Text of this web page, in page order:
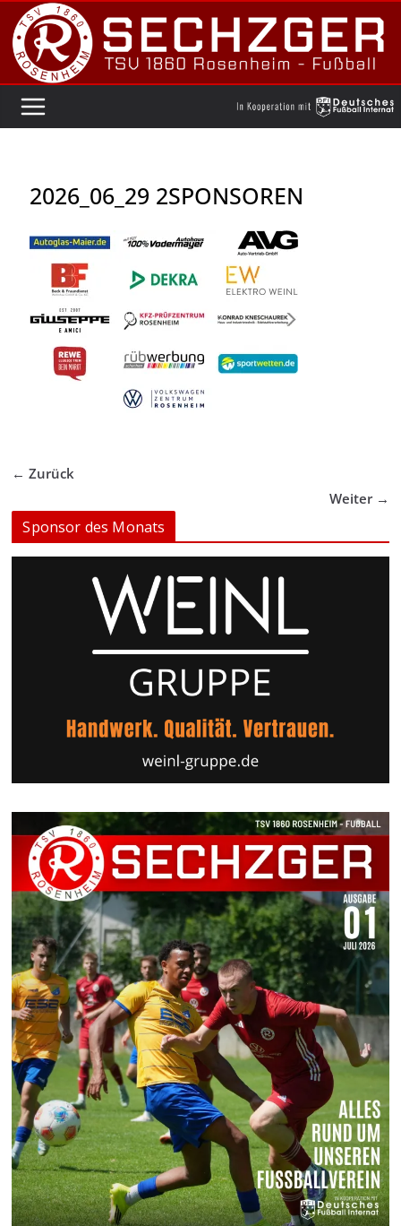
Zum
Inhalt
springen
2026_06_29 2SPONSOREN
← Zurück
Weiter →
Sponsor des Monats